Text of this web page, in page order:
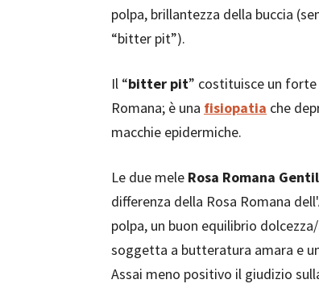
polpa, brillantezza della buccia
“bitter pit”).
Il “bitter pit” costituisce un
Romana; è una fisiopatia che
macchie epidermiche.
Le due mele Rosa Romana
differenza della Rosa Romana
polpa, un buon equilibrio
soggetta a butteratura amara e
Assai meno positivo il giudizio